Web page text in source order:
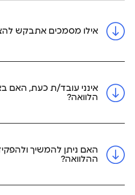
אילו מסמכים אתבקש
אינני עובד/ת כעת, האם
הלוואה?
האם ניתן להמשיך
ההלוואה?